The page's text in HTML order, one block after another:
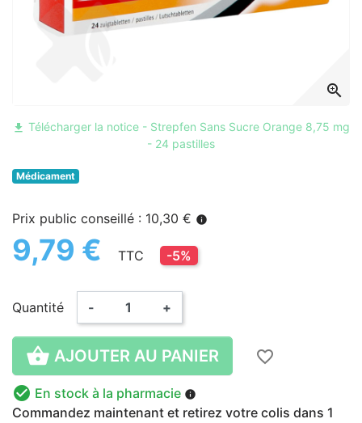
zoom_in
file_download Télécharger la notice - Strepfen Sans Sucre Orange 8,75 mg
- 24 pastilles
Médicament
Prix public conseillé : 10,30 € info
9,79 € TTC -5%
Quantité - +
 AJOUTER AU PANIER
favorite_border
 En stock à la pharmacie info
Commandez maintenant et retirez votre colis dans 1